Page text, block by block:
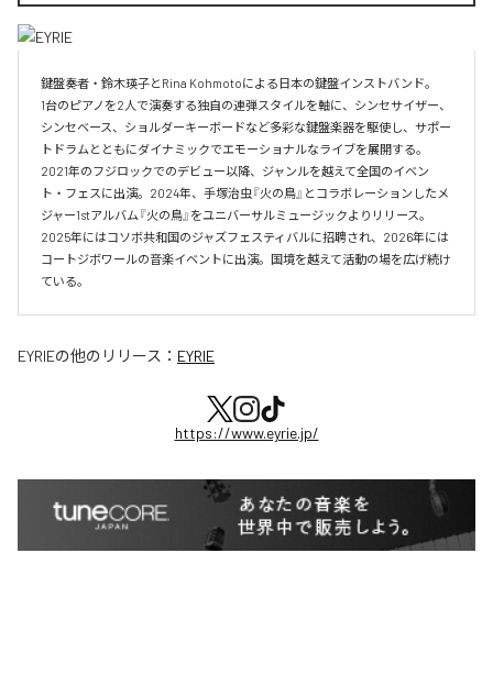
鍵盤奏者・鈴木瑛子とRina Kohmotoによる日本の鍵盤インストバンド。
1台のピアノを2人で演奏する独自の連弾スタイルを軸に、シンセサイザー、
シンセベース、ショルダーキーボードなど多彩な鍵盤楽器を駆使し、サポー
トドラムとともにダイナミックでエモーショナルなライブを展開する。
2021年のフジロックでのデビュー以降、ジャンルを越えて全国のイベン
ト・フェスに出演。2024年、手塚治虫『火の鳥』とコラボレーションしたメ
ジャー1stアルバム『火の鳥』をユニバーサルミュージックよりリリース。
2025年にはコソボ共和国のジャズフェスティバルに招聘され、2026年には
コートジボワールの音楽イベントに出演。国境を越えて活動の場を広げ続け
ている。​
EYRIEの他のリリース： EYRIE
https://www.eyrie.jp/